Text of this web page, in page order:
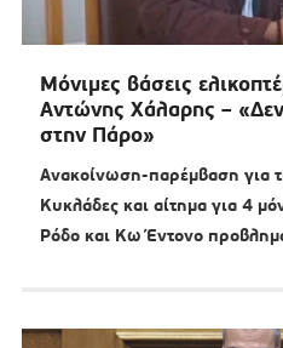
Μόνιμες βάσεις
Αντώνης Χάλαρης –
στην Πάρο»
Ανακοίνωση-παρέμβαση για
Κυκλάδες και αίτημα για 4
Ρόδο και Κω Έντονο